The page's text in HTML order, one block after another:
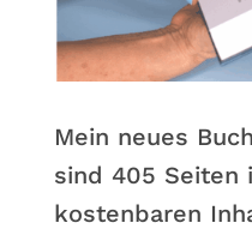
Mein neues
sind 405 Seiten
kostenbaren